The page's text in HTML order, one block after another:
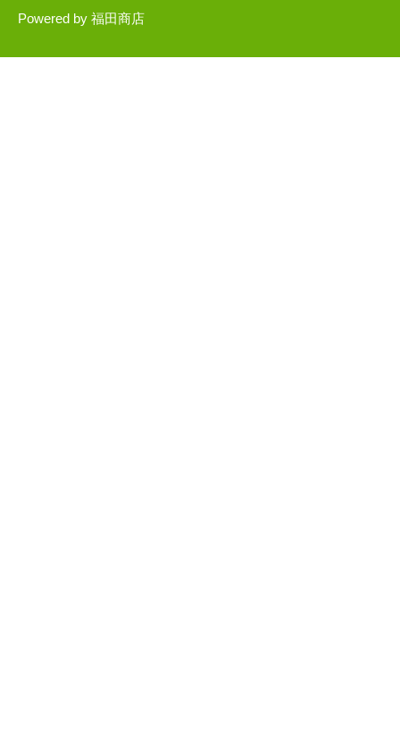
Powered by 福田商店